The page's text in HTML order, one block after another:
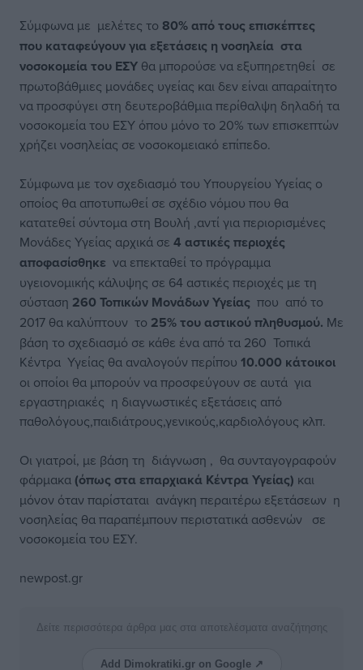
Σύμφωνα με μελέτες το 80% από τους επισκέπτες
που καταφεύγουν για εξετάσεις η νοσηλεία στα
νοσοκομεία του ΕΣΥ θα μπορούσε να εξυπηρετηθεί σε
πρωτοβάθμιες μονάδες υγείας και δεν είναι απαραίτητο
να προσφύγει στη δευτεροβάθμια περίθαλψη δηλαδή τα
νοσοκομεία του ΕΣΥ όπου μόνο το 20% των επισκεπτών
χρήζει νοσηλείας σε νοσοκομειακό επίπεδο.
Σύμφωνα με τον σχεδιασμό του Υπουργείου Υγείας ο
οποίος θα αποτυπωθεί σε σχέδιο νόμου που θα
κατατεθεί σύντομα στη Βουλή ,αντί για περιορισμένες
Μονάδες Υγείας αρχικά σε 4 αστικές περιοχές
αποφασίσθηκε να επεκταθεί το πρόγραμμα
υγειονομικής κάλυψης σε 64 αστικές περιοχές με τη
σύσταση 260 Τοπικών Μονάδων Υγείας που από το
2017 θα καλύπτουν το 25% του αστικού πληθυσμού. Με
βάση το σχεδιασμό σε κάθε ένα από τα 260 Τοπικά
Κέντρα Υγείας θα αναλογούν περίπου 10.000 κάτοικοι
οι οποίοι θα μπορούν να προσφεύγουν σε αυτά για
εργαστηριακές η διαγνωστικές εξετάσεις από
παθολόγους,παιδιάτρους,γενικούς,καρδιολόγους κλπ.
Οι γιατροί, με βάση τη διάγνωση , θα συνταγογραφούν
φάρμακα (όπως στα επαρχιακά Κέντρα Υγείας) και
μόνον όταν παρίσταται ανάγκη περαιτέρω εξετάσεων η
νοσηλείας θα παραπέμπουν περιστατικά ασθενών σε
νοσοκομεία του ΕΣΥ.
newpost.gr
Δείτε περισσότερα άρθρα μας στα αποτελέσματα αναζήτησης
Add Dimokratiki.gr on Google ↗